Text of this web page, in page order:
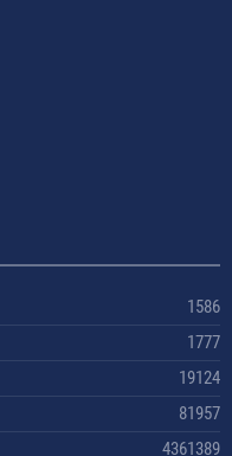
1586
1777
19124
81957
4361389